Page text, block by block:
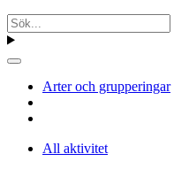
Arter och grupperingar
All aktivitet